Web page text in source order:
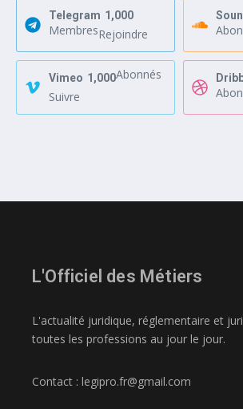
Telegram 1,000
MembresRejoindre
Vimeo 1,000Abonnés
Suivre
L'Officiel des Métiers
L'actualité juridique, réglementaire et
toutes les professions au jour le jour.
Contact : legipro.fr@gmail.com